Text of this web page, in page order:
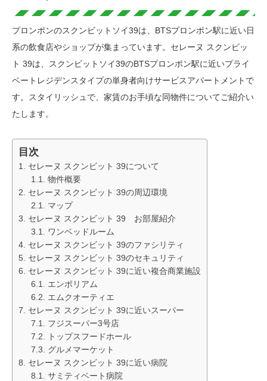
プロンポンのスクンビットソイ39は、BTSプロンポン駅に近い日
系の飲食店やショップが集まっています。セレーヌ スクンビッ
ト 39は、スクンビットソイ39のBTSプロンポン駅に近いプライ
ベートレジデンスタイプの単身者向けサービスアパートメントで
す。スタイリッシュで、家賃のお手頃な同物件についてご紹介い
たします。
目次
セレーヌ スクンビット 39について
物件概要
セレーヌ スクンビット 39の周辺環境
マップ
セレーヌ スクンビット 39 お部屋紹介
ワンベッドルーム
セレーヌ スクンビット 39のファシリティ
セレーヌ スクンビット 39のセキュリティ
セレーヌ スクンビット 39に近い複合商業施設
エンポリアム
エムクオーティエ
セレーヌ スクンビット 39に近いスーパー
フジスーパー3号店
トップスフードホール
グルメマーケット
セレーヌ スクンビット 39に近い病院
サミティベート病院